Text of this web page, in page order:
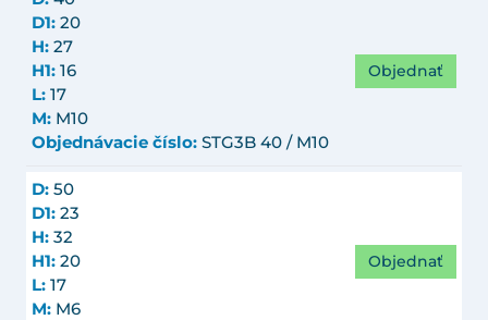
D1: 20
H: 27
H1: 16
L: 17
M: M10
Objednávacie číslo: STG3B 40 / M10
Objednať
D: 50
D1: 23
H: 32
H1: 20
L: 17
M: M6
Objednať